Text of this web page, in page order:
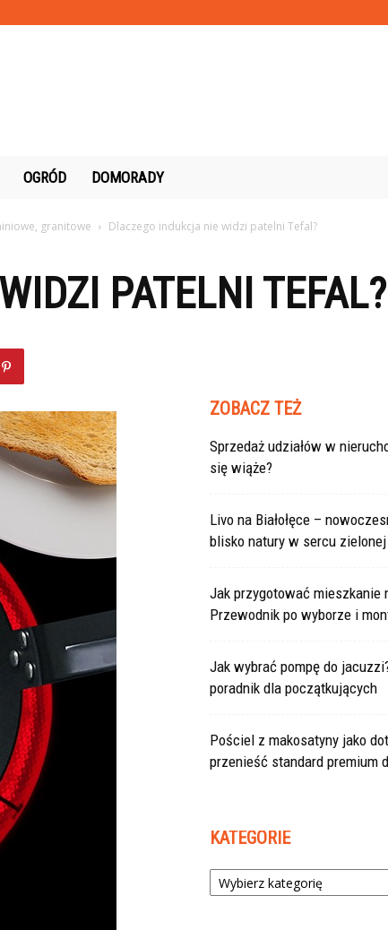
OGRÓD DOMORADY
granitowe Dlaczego indukcja nie widzi patelni Tefal?
PATELNI TEFAL?
ZOBACZ TEŻ
Sprzedaż udziałów w
się wiąże?
Livo na Białołęce –
blisko natury w sercu
Jak przygotować mieszkanie
Przewodnik po wyborze i
Jak wybrać pompę do
poradnik dla początkujących
Pościel z makosatyny jako
przenieść standard premium
KATEGORIE
Kategorie